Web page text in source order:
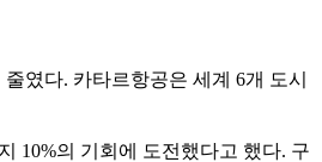
였다. 카타르항공은 세계 6개 도시
10%의 기회에 도전했다고 했다. 구